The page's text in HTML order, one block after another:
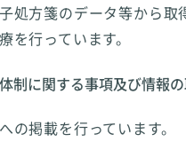
処方箋のデータ等から取
を行っています。
制に関する事項及び情報
の掲載を行っています。